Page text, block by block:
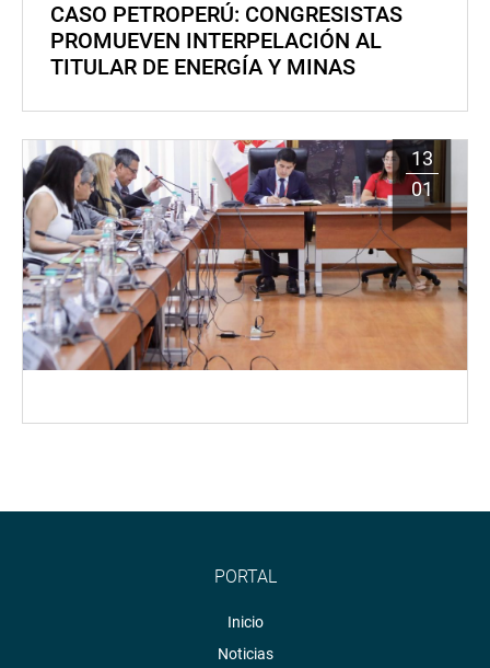
CASO PETROPERÚ: CONGRESISTAS
PROMUEVEN INTERPELACIÓN AL
TITULAR DE ENERGÍA Y MINAS
13
01
PORTAL
Inicio
Noticias